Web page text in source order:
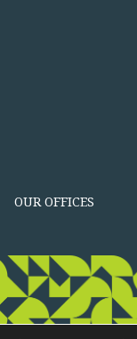
OUR OFFICES